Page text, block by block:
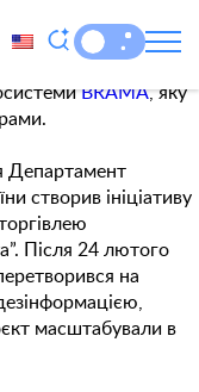
боротися з
у
BRAMA, яку
Департамент
створив ініціативу
Після 24 лютого
на
масштабували в